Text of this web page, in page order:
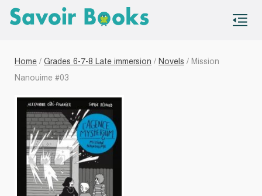
Home / Grades 6-7-8 Late immersion / Novels / Mission
Nanouime #03